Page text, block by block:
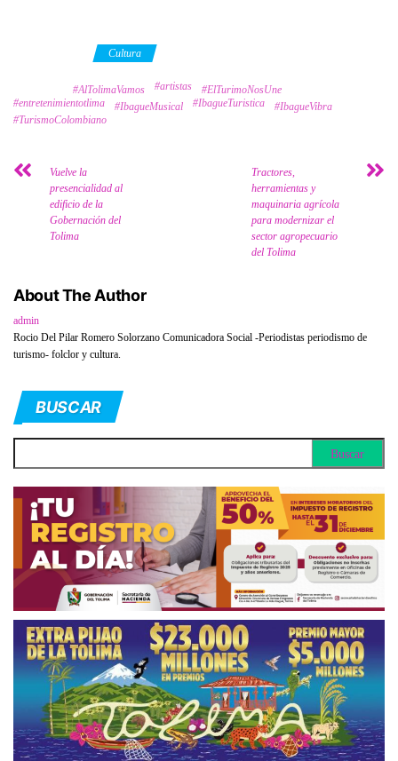
Cultura
#AlTolimaVamos #artistas
#ElTurimoNosUne
#entretenimientotlima
#IbagueMusical #IbagueTuristica
#IbagueVibra
#TurismoColombiano
Vuelve la
presencialidad al
edificio de la
Gobernación del
Tolima
Tractores,
herramientas y
maquinaria agrícola
para modernizar el
sector agropecuario
del Tolima
About The Author
admin
Rocio Del Pilar Romero Solorzano Comunicadora Social -Periodistas periodismo de
turismo- folclor y cultura.
BUSCAR